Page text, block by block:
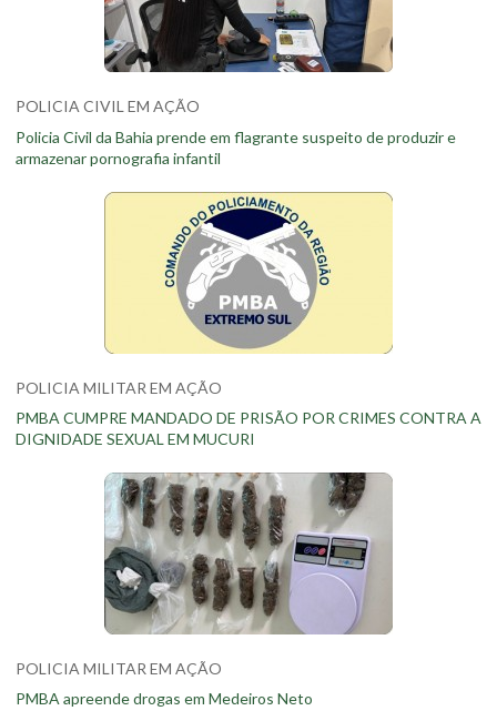
POLICIA CIVIL EM AÇÃO
Policia Civil da Bahia prende em flagrante suspeito de produzir e
armazenar pornografia infantil
POLICIA MILITAR EM AÇÃO
PMBA CUMPRE MANDADO DE PRISÃO POR CRIMES CONTRA A
DIGNIDADE SEXUAL EM MUCURI
POLICIA MILITAR EM AÇÃO
PMBA apreende drogas em Medeiros Neto